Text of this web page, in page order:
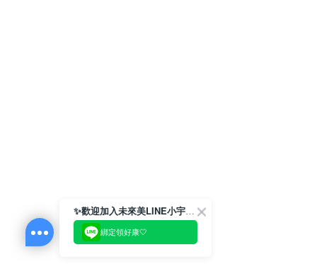
✨歡迎加入未來美LINE小宇宙💫
綁定領好康🤍